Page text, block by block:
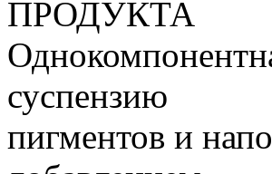
ПРОДУКТА
суспензию
пигментов и